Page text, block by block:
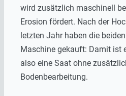
wird zusätzlich maschinell
Erosion fördert. Nach der
letzten Jahr haben die
Maschine gekauft: Damit ist
also eine Saat ohne
Bodenbearbeitung.